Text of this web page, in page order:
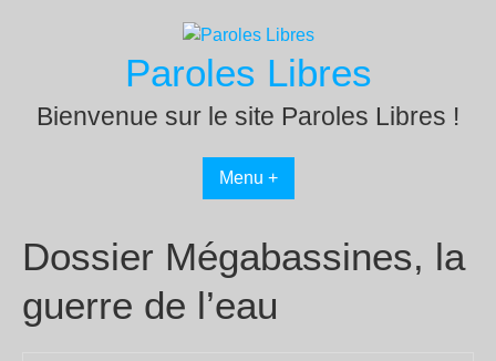
Paroles Libres
Bienvenue sur le site Paroles Libres !
Menu +
Dossier Mégabassines, la
guerre de l’eau